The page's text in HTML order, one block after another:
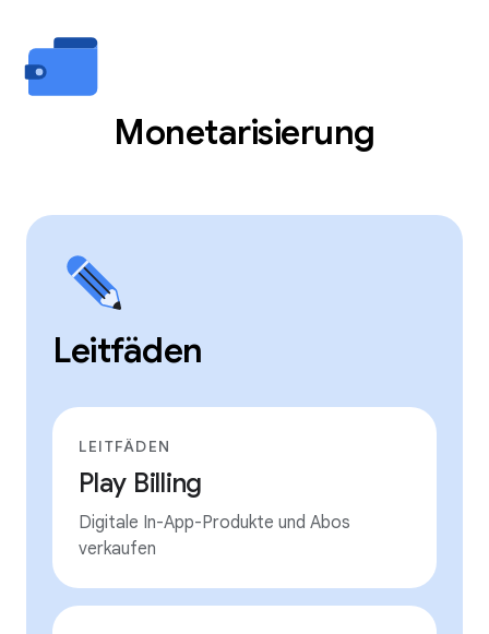
Monetarisierung
Leitfäden
LEITFÄDEN
Play Billing
Digitale In-App-Produkte und Abos
verkaufen